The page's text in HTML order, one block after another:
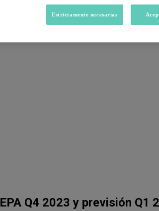
Q4 2023 y previsión Q1
Estrictamente necesarias